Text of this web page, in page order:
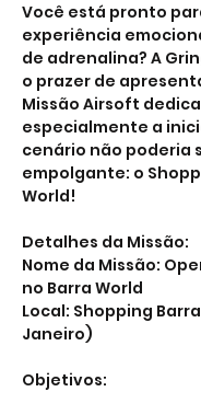
Você está pronto
experiência
de adrenalina? A
o prazer de
Missão Airsoft
especialmente a
cenário não poderia
empolgante: o
World!
Detalhes da Missão:
Nome da Missão:
no Barra World
Local: Shopping
Janeiro)
Objetivos: